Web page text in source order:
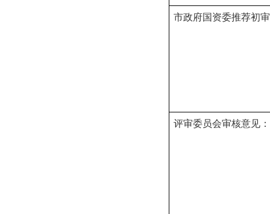
市政府国资委推荐初
评审委员会审核意见：